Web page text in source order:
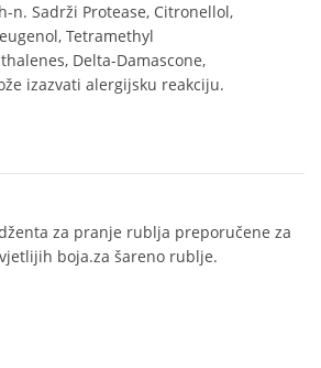
n. Sadrži Protease, Citronellol,
Tetramethyl
Delta-Damascone,
izazvati alergijsku reakciju.
za pranje rublja preporučene za
boja.za šareno rublje.